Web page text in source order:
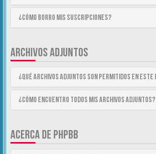
¿Cómo borro mis suscripciones?
ARCHIVOS ADJUNTOS
¿Qué archivos adjuntos son permitidos en
¿Cómo encuentro todos mis archivos adjuntos?
ACERCA DE PHPBB